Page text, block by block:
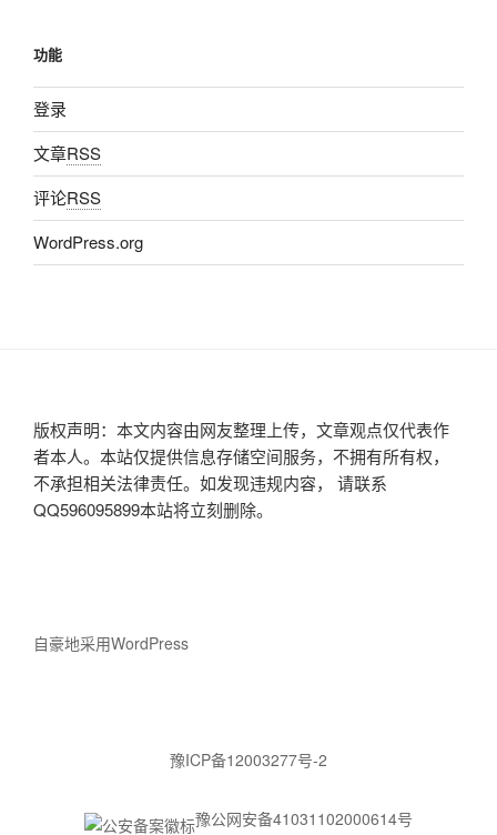
功能
登录
文章RSS
评论RSS
WordPress.org
版权声明：本文内容由网友整理上传，文章观点仅代表作
者本人。本站仅提供信息存储空间服务，不拥有所有权，
不承担相关法律责任。如发现违规内容， 请联系
QQ596095899本站将立刻删除。
自豪地采用WordPress
豫ICP备12003277号-2
豫公网安备41031102000614号